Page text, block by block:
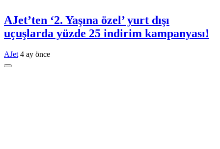
AJet’ten ‘2. Yaşına özel’ yurt dışı
uçuşlarda yüzde 25 indirim kampanyası!
AJet 4 ay önce